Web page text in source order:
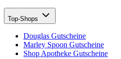
Top-Shops
Douglas Gutscheine
Marley Spoon Gutscheine
Shop Apotheke Gutscheine